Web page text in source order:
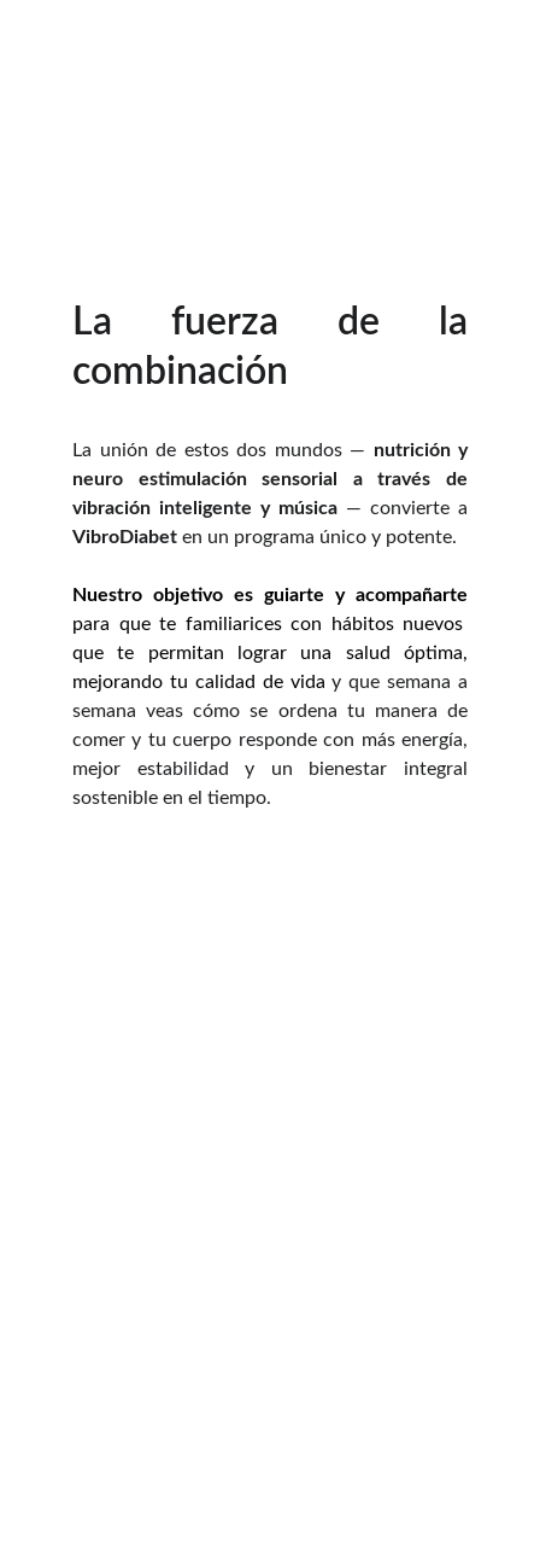
La fuerza de la
combinación
La unión de estos dos mundos — nutrición y
neuro estimulación sensorial a través de
vibración inteligente y música — convierte a
VibroDiabet en un programa único y potente.
Nuestro objetivo es guiarte y acompañarte
para que te familiarices con hábitos nuevos
que te permitan lograr una salud óptima,
mejorando tu calidad de viday que semana a
semana veas cómo se ordena tu manera de
comer y tu cuerpo responde con más energía,
mejor estabilidad y un bienestar integral
sostenible en el tiempo.